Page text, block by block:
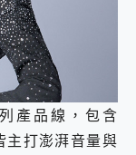
產品線，包含
打澎湃音量與